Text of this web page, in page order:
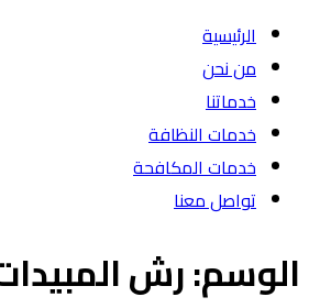
الرئيسية
من نحن
خدماتنا
خدمات النظافة
خدمات المكافحة
تواصل معنا
الوسم:رش